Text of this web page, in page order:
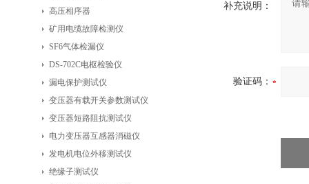
高压相序器
矿用电缆故障检测仪
SF6气体检漏仪
DS-702C电枢检验仪
漏电保护测试仪
变压器有载开关参数测试仪
变压器短路阻抗测试仪
电力变压器互感器消磁仪
发电机电位外移测试仪
绝缘子测试仪
补充说明：
验证码：